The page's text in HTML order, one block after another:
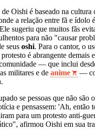
Oishi é baseado na cultura
a relação entre fã e ídolo
sugeriu que muitos fãs
para não "causar
seus oshi. Para o cantor, o
é abrangente demais
— que inclui
militares e de anime
—
se pessoas que não são
e pensassem: 'Ah, então
para um protesto anti-
afirmou Oishi em sua